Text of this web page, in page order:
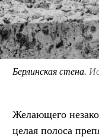
Берлинская стена.
Желающего
целая полоса